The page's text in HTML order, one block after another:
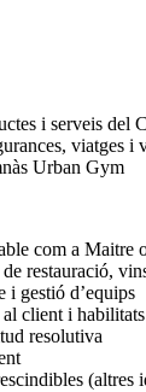
i serveis del
viatges i
Urban Gym
com a Maitre
restauració,
i gestió d’equips
client i
resolutiva
(altres